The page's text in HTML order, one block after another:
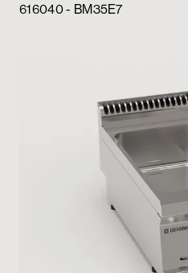
Mondo Tecnoinox
My Tecnoinox
616040 - BM35E7